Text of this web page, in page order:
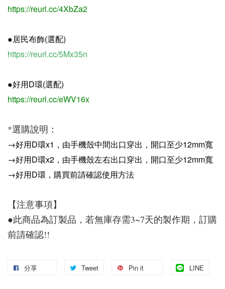
https://reurl.cc/4XbZa2
●居民布飾(選配)
https://reurl.cc/5Mx35n
●好用D環(選配)
https://reurl.cc/eWV16x
*選購說明：
→好用D環x1，由手機殼中間出口穿出，開口至少12mm寬
→好用D環x2，由手機殼左右出口穿出，開口至少12mm寬
→好用D環，購買前請確認使用方法
【注意事項】
●此商品為訂製品，若無庫存需3~7天的製作期，訂購
前請確認!!
分享 Tweet Pin it LINE